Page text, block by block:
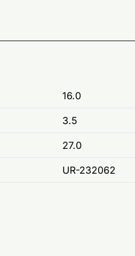
16.0
3.5
27.0
UR-232062